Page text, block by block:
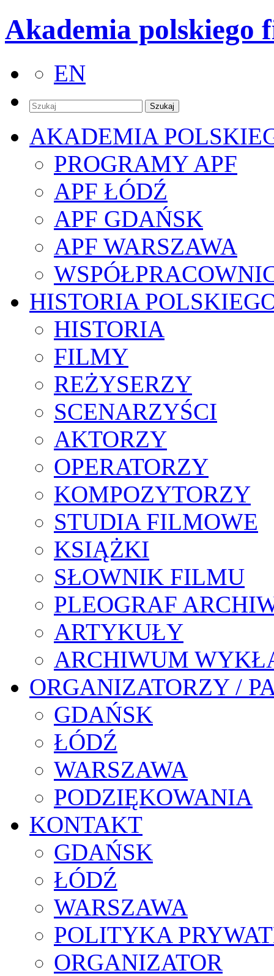
Akademia polskiego
EN
AKADEMIA
PROGRAMY APF
APF ŁÓDŹ
APF GDAŃSK
APF WARSZAWA
HISTORIA
HISTORIA
FILMY
REŻYSERZY
SCENARZYŚCI
AKTORZY
OPERATORZY
KOMPOZYTORZY
STUDIA FILMOWE
KSIĄŻKI
SŁOWNIK FILMU
PLEOGRAF
ARTYKUŁY
ARCHIWUM
ORGANIZATORZY /
GDAŃSK
ŁÓDŹ
WARSZAWA
PODZIĘKOWANIA
KONTAKT
GDAŃSK
ŁÓDŹ
WARSZAWA
POLITYKA
ORGANIZATOR